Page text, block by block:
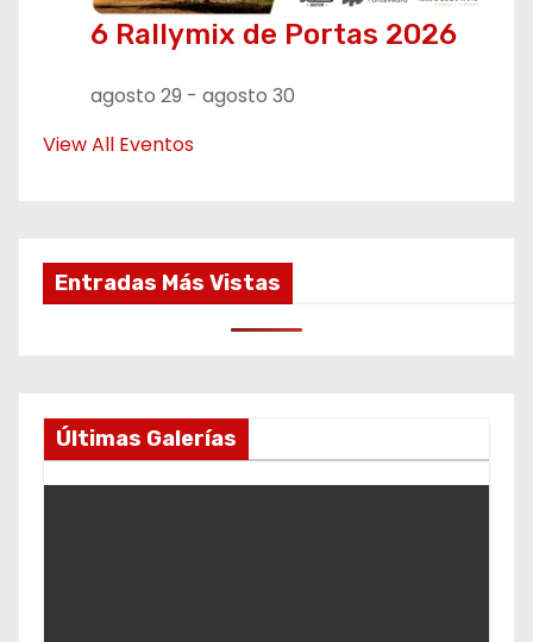
6 Rallymix de Portas 2026
agosto 29 - agosto 30
View All Eventos
Entradas Más Vistas
Últimas Galerías